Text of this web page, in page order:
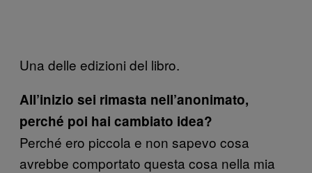
Una delle edizioni del libro.
All’inizio sei rimasta nell’anonimato,
perché poi hai cambiato idea?
Perché ero piccola e non sapevo cosa
avrebbe comportato questa cosa nella mia